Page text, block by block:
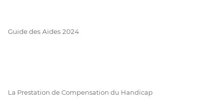
Guide des Aides 2024
La Prestation de Compensation du Handicap